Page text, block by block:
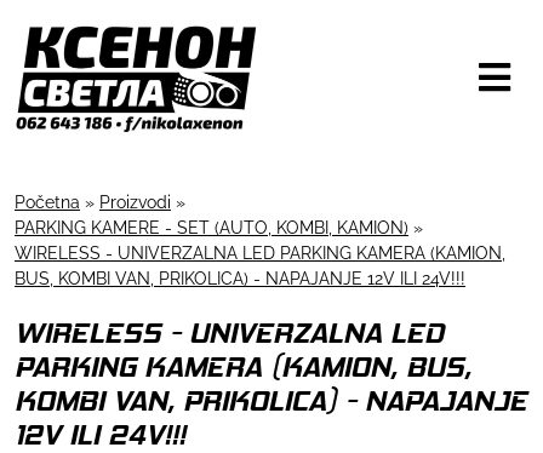
Početna » Proizvodi »
PARKING KAMERE - SET (AUTO, KOMBI, KAMION) »
WIRELESS - UNIVERZALNA LED PARKING KAMERA (KAMION,
BUS, KOMBI VAN, PRIKOLICA) - NAPAJANJE 12V ILI 24V!!!
WIRELESS - UNIVERZALNA LED
PARKING KAMERA (KAMION, BUS,
KOMBI VAN, PRIKOLICA) - NAPAJANJE
12V ILI 24V!!!